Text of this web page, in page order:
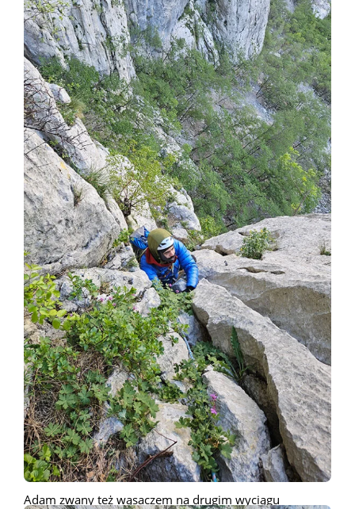
Adam zwany też wąsaczem na drugim wyciągu